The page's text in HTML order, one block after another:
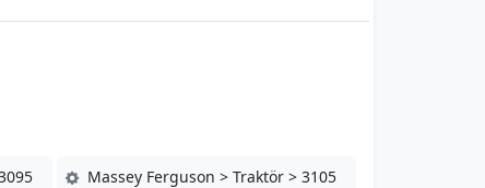
Massey Ferguson > Traktör > 3105